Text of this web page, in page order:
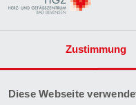
Zustimmung
Diese Webseite
Termin